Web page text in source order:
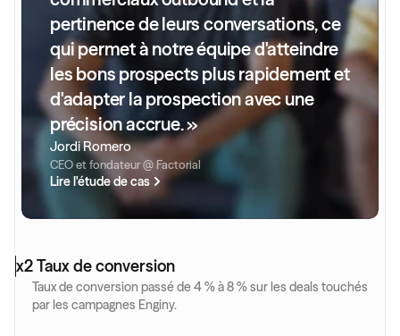
pertinence de leurs conversations, ce
qui permet à notre équipe d'atteindre
les bons prospects plus rapidement et
d'adapter la prospection avec une
précision accrue. »
Jordi Romero
CEO et fondateur @ Factorial
Lire l'étude de cas
x2 Taux de conversion
Taux de conversion passé de 4 % à 8 % sur les deals touchés
par les campagnes Enginy.